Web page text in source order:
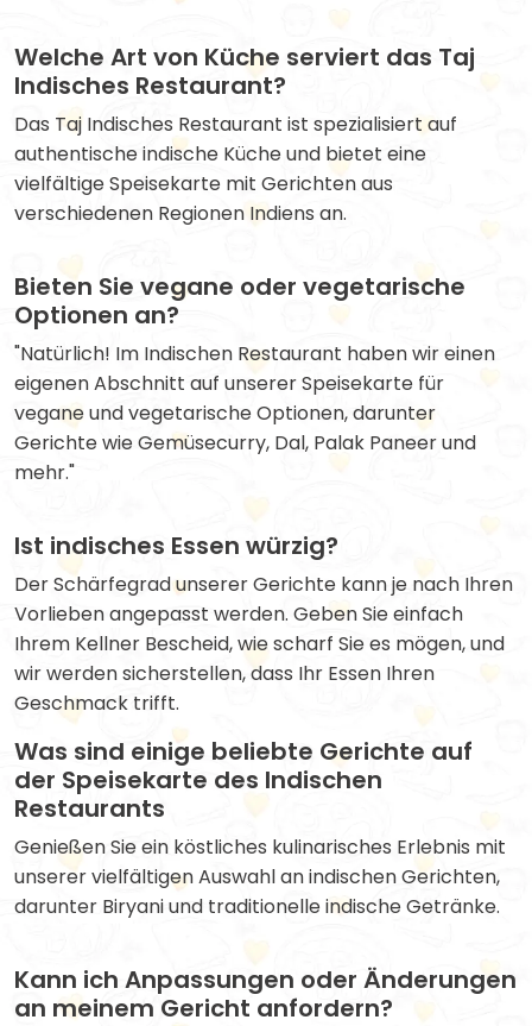
Welche Art von Küche serviert das Taj
Indisches Restaurant?
Das Taj Indisches Restaurant ist spezialisiert auf
authentische indische Küche und bietet eine
vielfältige Speisekarte mit Gerichten aus
verschiedenen Regionen Indiens an.
Bieten Sie vegane oder vegetarische
Optionen an?
"Natürlich! Im Indischen Restaurant haben wir einen
eigenen Abschnitt auf unserer Speisekarte für
vegane und vegetarische Optionen, darunter
Gerichte wie Gemüsecurry, Dal, Palak Paneer und
mehr."
Ist indisches Essen würzig?
Der Schärfegrad unserer Gerichte kann je nach Ihren
Vorlieben angepasst werden. Geben Sie einfach
Ihrem Kellner Bescheid, wie scharf Sie es mögen, und
wir werden sicherstellen, dass Ihr Essen Ihren
Geschmack trifft.
Was sind einige beliebte Gerichte auf
der Speisekarte des Indischen
Restaurants
Genießen Sie ein köstliches kulinarisches Erlebnis mit
unserer vielfältigen Auswahl an indischen Gerichten,
darunter Biryani und traditionelle indische Getränke.
Kann ich Anpassungen oder Änderungen
an meinem Gericht anfordern?